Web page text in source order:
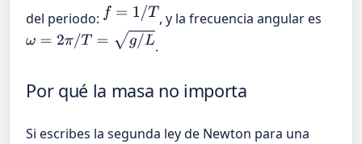
del periodo: f= 1/ T
, y la frecuencia angular es
ω =2π/T=g/ L .
Por qué la masa no importa
Si escribes la segunda ley de Newton para una